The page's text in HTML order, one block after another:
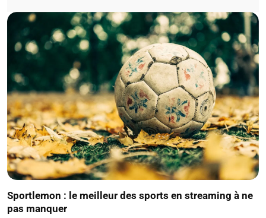
Sportlemon : le meilleur des sports en streaming à ne
pas manquer